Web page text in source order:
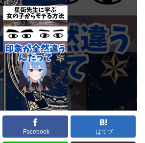
Facebook はてブ